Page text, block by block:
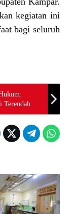
kegiatan ini
bagi seluruh
Terendah